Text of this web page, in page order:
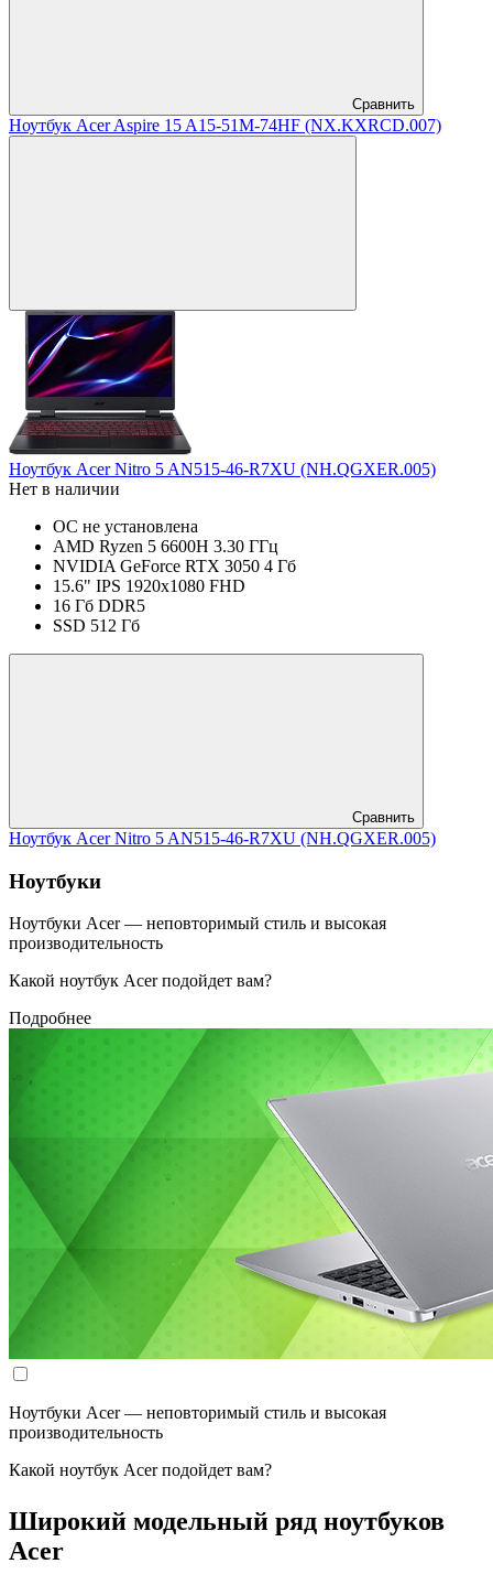
Сравнить
Ноутбук Acer Aspire 15 A15-51M-74HF (NX.KXRCD.007)
Ноутбук Acer Nitro 5 AN515-46-R7XU (NH.QGXER.005)
Нет в наличии
ОС не установлена
AMD Ryzen 5 6600H 3.30 ГГц
NVIDIA GeForce RTX 3050 4 Гб
15.6" IPS 1920x1080 FHD
16 Гб DDR5
SSD 512 Гб
Сравнить
Ноутбук Acer Nitro 5 AN515-46-R7XU (NH.QGXER.005)
Ноутбуки
Ноутбуки Acer — неповторимый стиль и высокая
производительность
Какой ноутбук Acer подойдет вам?
Подробнее
Ноутбуки Acer — неповторимый стиль и высокая
производительность
Какой ноутбук Acer подойдет вам?
Широкий модельный ряд ноутбуков
Acer